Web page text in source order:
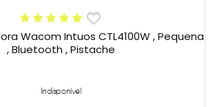
Wacom Intuos CTL4100W , Pequena
, Bluetooth , Pistache
Indisponível